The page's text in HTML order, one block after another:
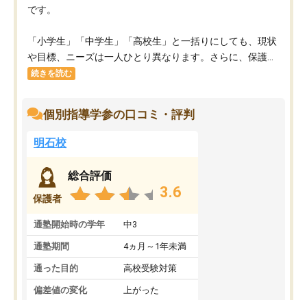
です。
「小学生」「中学生」「高校生」と一括りにしても、現状
や目標、ニーズは一人ひとり異なります。さらに、保護...
続きを読む
個別指導学参の口コミ・評判
明石校
保護者
総合評価
3.6
通塾開始時の学年 中3
通塾期間 4ヵ月～1年未満
通った目的 高校受験対策
偏差値の変化 上がった